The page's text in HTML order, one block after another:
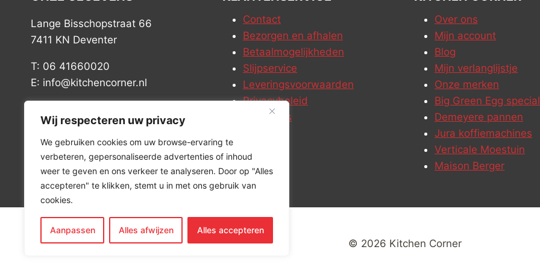
Wij respecteren uw privacy
We gebruiken cookies om uw browse-ervaring te
verbeteren, gepersonaliseerde advertenties of inhoud
weer te geven en ons verkeer te analyseren. Door op "Alles
accepteren" te klikken, stemt u in met ons gebruik van
cookies.
Aanpassen Alles afwijzen Alles accepteren
Lange Bisschopstraat 66
7411 KN Deventer
T: 06 41660020
E: info@kitchencorner.nl
BTW: NL001915997B81
Contact
Bezorgen en afhalen
Betaalmogelijkheden
Slijpservice
Leveringsvoorwaarden
Privacybeleid
Vacatures
Over ons
Mijn account
Blog
Mijn verlanglijstje
Onze merken
Big Green Egg
Demeyere pannen
Jura koffiemachines
Verticale Moestuin
Maison Berger
© 2026 Kitchen Corner